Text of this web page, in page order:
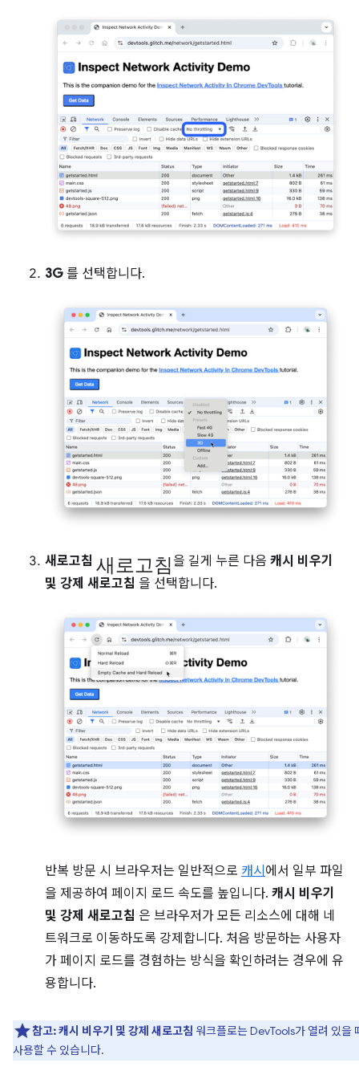
3G 를 선택합니다.
새로고침 새로고침 을 길게 누른 다음 캐시 비우기
및 강제 새로고침 을 선택합니다.
반복 방문 시 브라우저는 일반적으로 캐시 에서 일부 파일
을 제공하여 페이지 로드 속도를 높입니다. 캐시 비우기
및 강제 새로고침 은 브라우저가 모든 리소스에 대해 네
트워크로 이동하도록 강제합니다. 처음 방문하는 사용자
가 페이지 로드를 경험하는 방식을 확인하려는 경우에 유
용합니다.
참고:캐시 비우기 및 강제 새로고침 워크플로는 DevTools가 열려 있을
사용할 수 있습니다.